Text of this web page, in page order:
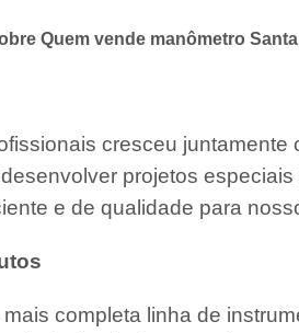
Quem vende manômetro
cresceu
projetos
e de qualidade para
completa linha de